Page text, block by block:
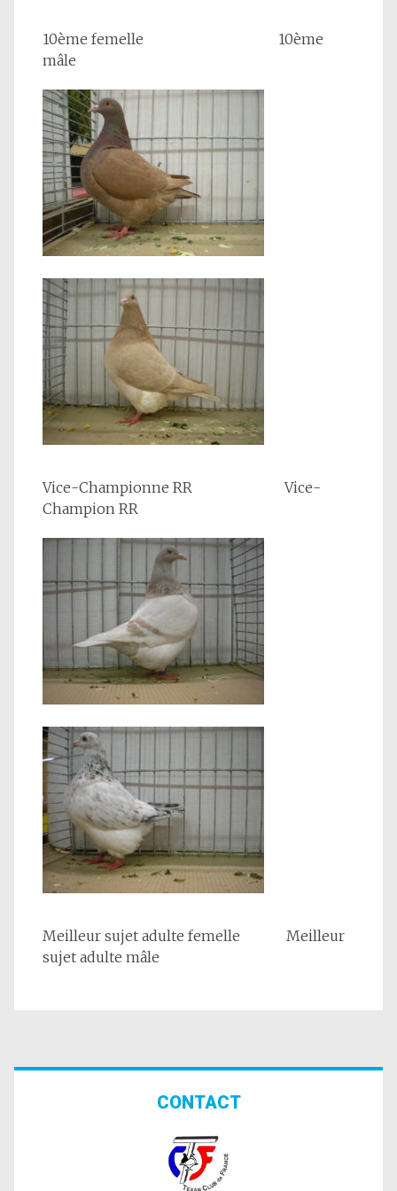
10ème femelle 10ème
mâle
Vice-Championne RR Vice-
Champion RR
Meilleur sujet adulte femelle Meilleur
sujet adulte mâle
CONTACT